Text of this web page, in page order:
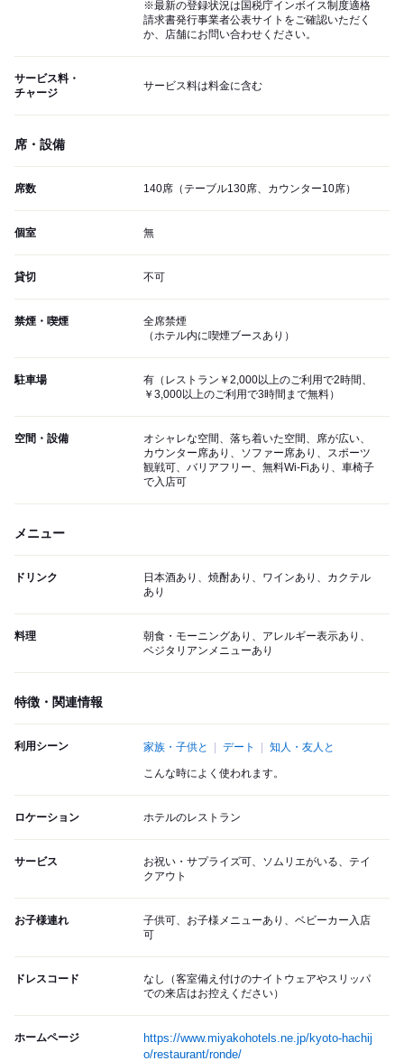
※最新の登録状況は国税庁インボイス制度適格
請求書発行事業者公表サイトをご確認いただく
か、店舗にお問い合わせください。
サービス料・
チャージ
サービス料は料金に含む
席・設備
席数 140席（テーブル130席、カウンター10席）
個室 無
貸切 不可
禁煙・喫煙
全席禁煙
（ホテル内に喫煙ブースあり）
駐車場
有（レストラン￥2,000以上のご利用で2時間、
￥3,000以上のご利用で3時間まで無料）
空間・設備
オシャレな空間、落ち着いた空間、席が広い、
カウンター席あり、ソファー席あり、スポーツ
観戦可、バリアフリー、無料Wi-Fiあり、車椅子
で入店可
メニュー
ドリンク
日本酒あり、焼酎あり、ワインあり、カクテル
あり
料理
朝食・モーニングあり、アレルギー表示あり、
ベジタリアンメニューあり
特徴・関連情報
利用シーン 家族・子供と デート 知人・友人と
こんな時によく使われます。
ロケーション ホテルのレストラン
サービス
お祝い・サプライズ可、ソムリエがいる、テイ
クアウト
お子様連れ
子供可、お子様メニューあり、ベビーカー入店
可
ドレスコード
なし（客室備え付けのナイトウェアやスリッパ
での来店はお控えください）
ホームページ
https://www.miyakohotels.ne.jp/kyoto-hachij
o/restaurant/ronde/